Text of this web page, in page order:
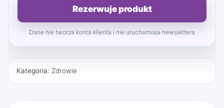
Rezerwuje produkt
Dane nie tworza konta klienta i nie uruchamiaja newslettera
Kategoria: Zdrowie